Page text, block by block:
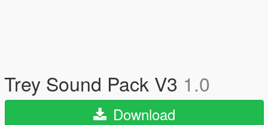
Trey Sound Pack V3 1.0
Download